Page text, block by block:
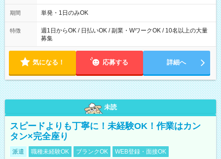
～21：00
期間 単発・1日のみOK
特徴
週1日からOK / 日払いOK / 副業・WワークOK / 10名以上の大量
募集
気になる！ 応募する 詳細へ
未読
スピードよりも丁寧に！未経験OK！作業はカン
タン×完全座り
派遣 職種未経験OK ブランクOK WEB登録・面接OK